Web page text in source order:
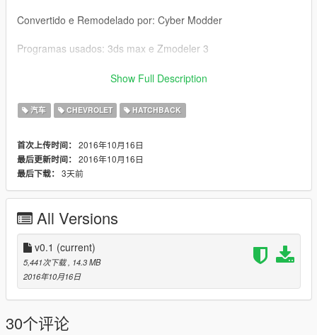
Convertido e Remodelado por: Cyber Modder
Programas usados: 3ds max e Zmodeler 3
Autor: André e Lucian da Hunter's Brasil Team
Local para Instalação
Se inscreva no meu canal, para baixar novos mods e ficar por
dentro dos novos lançamentos de mods.
_g
Chevrolet Celta Energy 1.4
Versão 0.1
16/10/2016
Bugs fixed:
Show Full Description
汽车 CHEVROLET HATCHBACK
首次上传时间： 2016年10月16日
最后更新时间： 2016年10月16日
最后下载： 3天前
All Versions
v0.1 (current)
5,441次下载, 14.3 MB
2016年10月16日
30个评论